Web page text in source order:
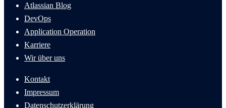
Atlassian Blog
DevOps
Application Operation
Karriere
Wir über uns
Kontakt
Impressum
Datenschutzerklärung